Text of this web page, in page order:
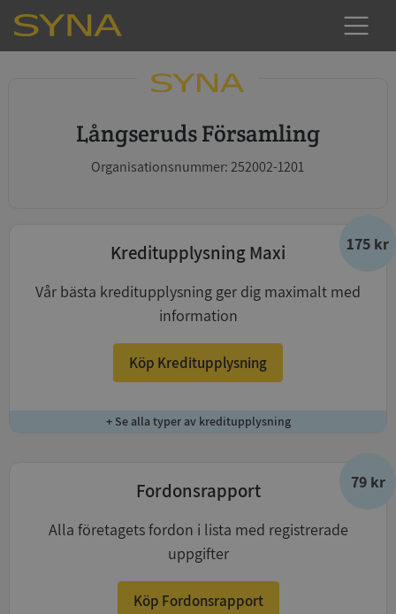
Långseruds Församling
Organisationsnummer: 252002-1201
175 kr
Kreditupplysning Maxi
Vår bästa kreditupplysning ger dig maximalt med
information
Köp Kreditupplysning
+ Se alla typer av kreditupplysning
79 kr
Fordonsrapport
Alla företagets fordon i lista med registrerade
uppgifter
Köp Fordonsrapport